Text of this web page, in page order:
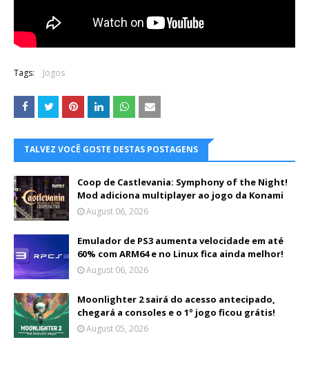
Tags: Jogos
TALVEZ VOCÊ GOSTE DESTAS POSTAGENS
Coop de Castlevania: Symphony of the Night!
Mod adiciona multiplayer ao jogo da Konami
August 06, 2026
Emulador de PS3 aumenta velocidade em até
60% com ARM64 e no Linux fica ainda melhor!
August 06, 2026
Moonlighter 2 sairá do acesso antecipado,
chegará a consoles e o 1º jogo ficou grátis!
August 05, 2026